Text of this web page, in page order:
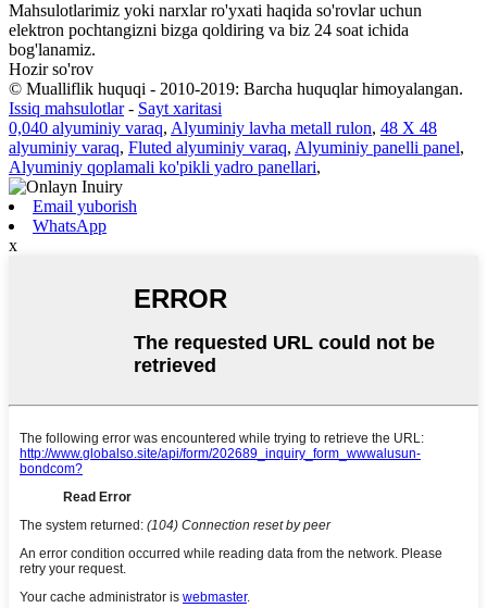
Mahsulotlarimiz yoki narxlar ro'yxati haqida so'rovlar uchun
elektron pochtangizni bizga qoldiring va biz 24 soat ichida
bog'lanamiz.
Hozir so'rov
© Mualliflik huquqi - 2010-2019: Barcha huquqlar himoyalangan.
Issiq mahsulotlar- Sayt xaritasi
0,040 alyuminiy varaq, Alyuminiy lavha metall rulon, 48 X 48
alyuminiy varaq, Fluted alyuminiy varaq, Alyuminiy panelli panel,
Alyuminiy qoplamali ko'pikli yadro panellari,
Email yuborish
WhatsApp
x